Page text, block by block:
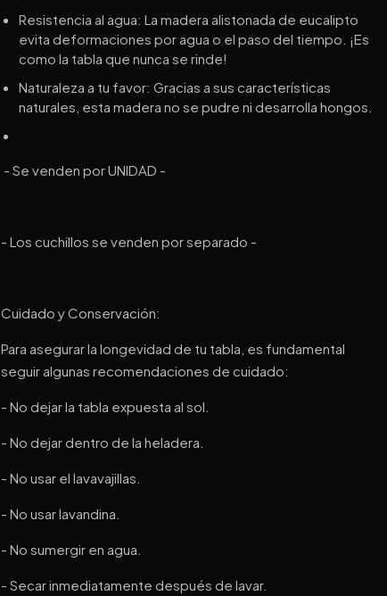
Resistencia al agua: La madera alistonada de eucalipto
evita deformaciones por agua o el paso del tiempo. ¡Es
como la tabla que nunca se rinde!
Naturaleza a tu favor: Gracias a sus características
naturales, esta madera no se pudre ni desarrolla hongos.
- Se venden por UNIDAD -
- Los cuchillos se venden por separado -
Cuidado y Conservación:
Para asegurar la longevidad de tu tabla, es fundamental
seguir algunas recomendaciones de cuidado:
- No dejar la tabla expuesta al sol.
- No dejar dentro de la heladera.
- No usar el lavavajillas.
- No usar lavandina.
- No sumergir en agua.
- Secar inmediatamente después de lavar.